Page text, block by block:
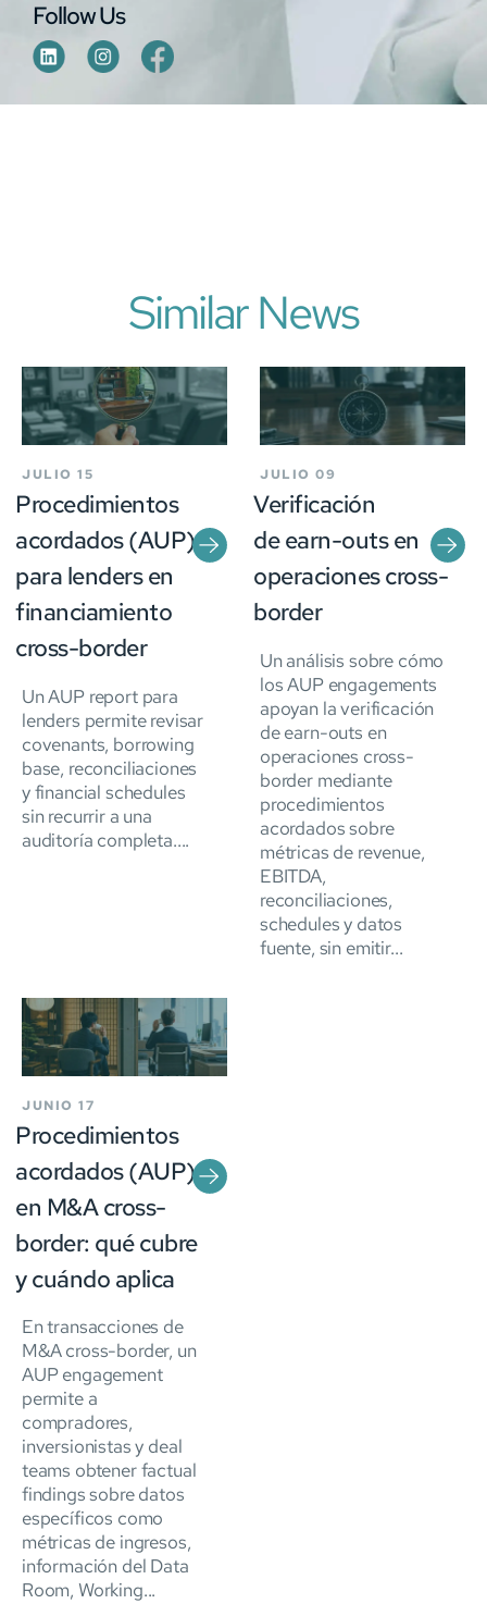
Follow Us
Similar News
JULIO 15
Procedimientos
acordados (AUP)
para lenders en
financiamiento
cross-border
Un AUP report para
lenders permite revisar
covenants, borrowing
base, reconciliaciones
y financial schedules
sin recurrir a una
auditoría completa....
JULIO 09
Verificación
de earn-outs en
operaciones cross-
border
Un análisis sobre cómo
los AUP engagements
apoyan la verificación
de earn-outs en
operaciones cross-
border mediante
procedimientos
acordados sobre
métricas de revenue,
EBITDA,
reconciliaciones,
schedules y datos
fuente, sin emitir...
JUNIO 17
Procedimientos
acordados (AUP)
en M&A cross-
border: qué cubre
y cuándo aplica
En transacciones de
M&A cross-border, un
AUP engagement
permite a
compradores,
inversionistas y deal
teams obtener factual
findings sobre datos
específicos como
métricas de ingresos,
información del Data
Room, Working...